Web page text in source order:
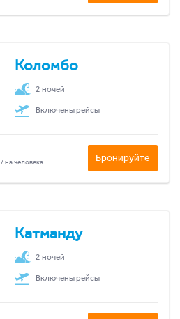
Коломбо
2 ночей
Включены рейсы
на человека Бронируйте
Катманду
2 ночей
Включены рейсы